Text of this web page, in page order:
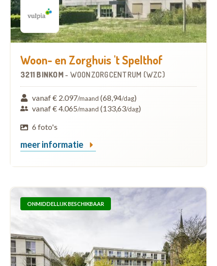
Woon- en Zorghuis 't Spelthof
3211 BINKOM - WOONZORGCENTRUM (WZC)
vanaf € 2.097/maand (68,94/dag)
vanaf € 4.065/maand (133,63/dag)
6 foto's
meer informatie
ONMIDDELLIJK BESCHIKBAAR